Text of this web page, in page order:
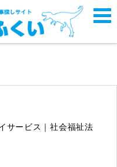
サービス｜社会福祉法